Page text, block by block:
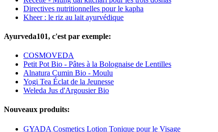
Directives nutritionnelles pour le kapha
Kheer : le riz au lait ayurvédique
Ayurveda101, c'est par exemple:
COSMOVEDA
Petit Pot Bio - Pâtes à la Bolognaise de Lentilles
Alnatura Cumin Bio - Moulu
Yogi Tea Éclat de la Jeunesse
Weleda Jus d'Argousier Bio
Nouveaux produits:
GYADA Cosmetics Lotion Tonique pour le Visage